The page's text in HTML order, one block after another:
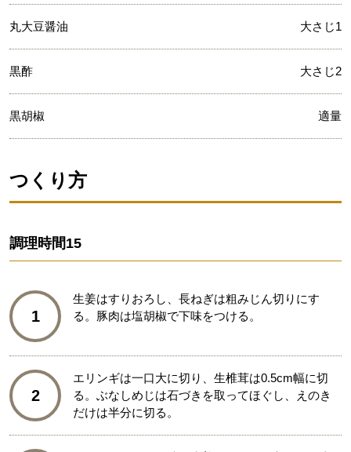
丸大豆醤油 大さじ1
黒酢 大さじ2
黒胡椒 適量
つくり方
調理時間15
1
生姜はすりおろし、長ねぎは粗みじん切りにす
る。豚肉は塩胡椒で下味をつける。
2
エリンギは一口大に切り、生椎茸は0.5cm幅に切
る。ぶなしめじは石づきを取ってほぐし、えのき
だけは半分に切る。